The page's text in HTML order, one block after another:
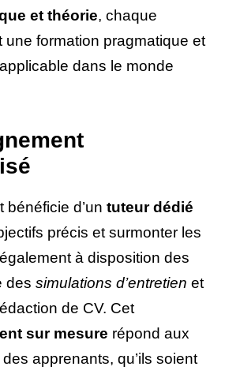
et théorie, chaque
une formation pragmatique et
dans le monde
bénéficie d’un tuteur dédié
précis et surmonter les
à disposition des
des simulations d’entretien et
de CV. Cet
sur mesure répond aux
apprenants, qu’ils soient